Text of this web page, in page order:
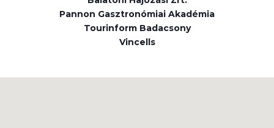
Pannon Gasztronómiai Akadémia
Tourinform Badacsony
Vincells